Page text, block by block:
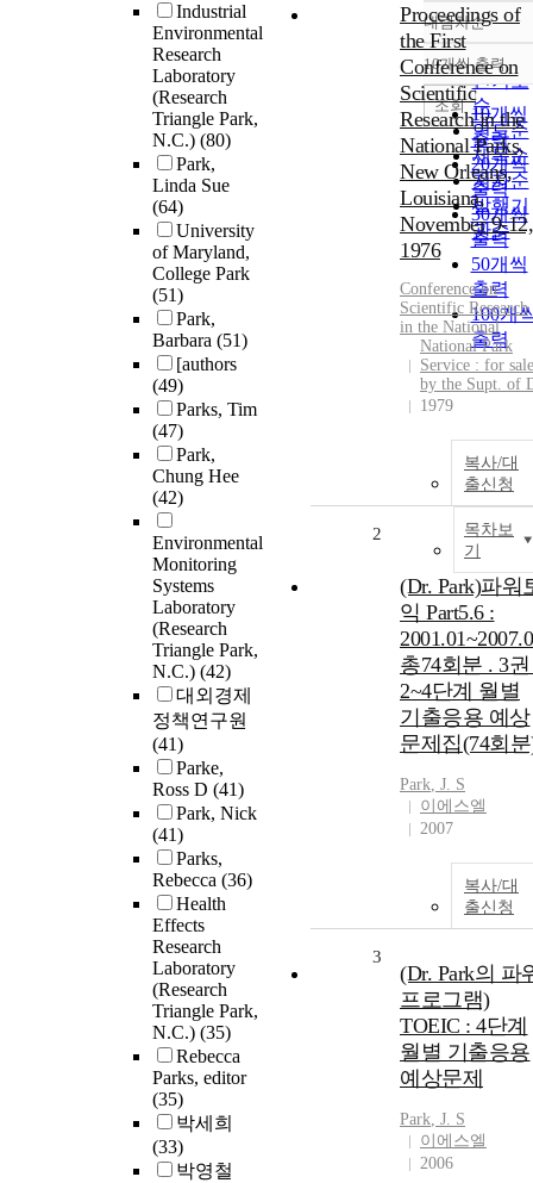
Industrial
Environmental
Research
Laboratory
(Research
Triangle Park,
N.C.) (80)
Park,
Linda Sue
(64)
University
of Maryland,
College Park
(51)
Park,
Barbara (51)
[authors
(49)
Parks, Tim
(47)
Park,
Chung Hee
(42)
Environmental
Monitoring
Systems
Laboratory
(Research
Triangle Park,
N.C.) (42)
대외경제
정책연구원
(41)
Parke,
Ross D (41)
Park, Nick
(41)
Parks,
Rebecca (36)
Health
Effects
Research
Laboratory
(Research
Triangle Park,
N.C.) (35)
Rebecca
Parks, editor
(35)
박세희
(33)
박영철
정확도
순
인기도
순
연도순
제목순
저자순
발행기
관순
내림차순
내림차
10개씩 출력
10개씩
출력
20개씩
출력
30개씩
출력
50개씩
출력
100개
출력
조회
Proceedings of
the First
Conference on
Scientific
Research in the
National Parks,
New Orleans,
Louisiana,
November 9-12,
1976
Conference on
Scientific Research
in the National
National Park
Service : for sale
by the Supt. of
1979
복사/대
출신청
목차보
기
2
(Dr. Park)파워
익 Part5.6 :
총74회분 . 3
2~4단계 월별
기출응용 예상
문제집(74회
Park, J. S
이에스엘
2007
복사/대
출신청
3
(Dr. Park의 파
프로그램)
TOEIC : 4단계
월별 기출응용
예상문제
Park, J. S
이에스엘
2006